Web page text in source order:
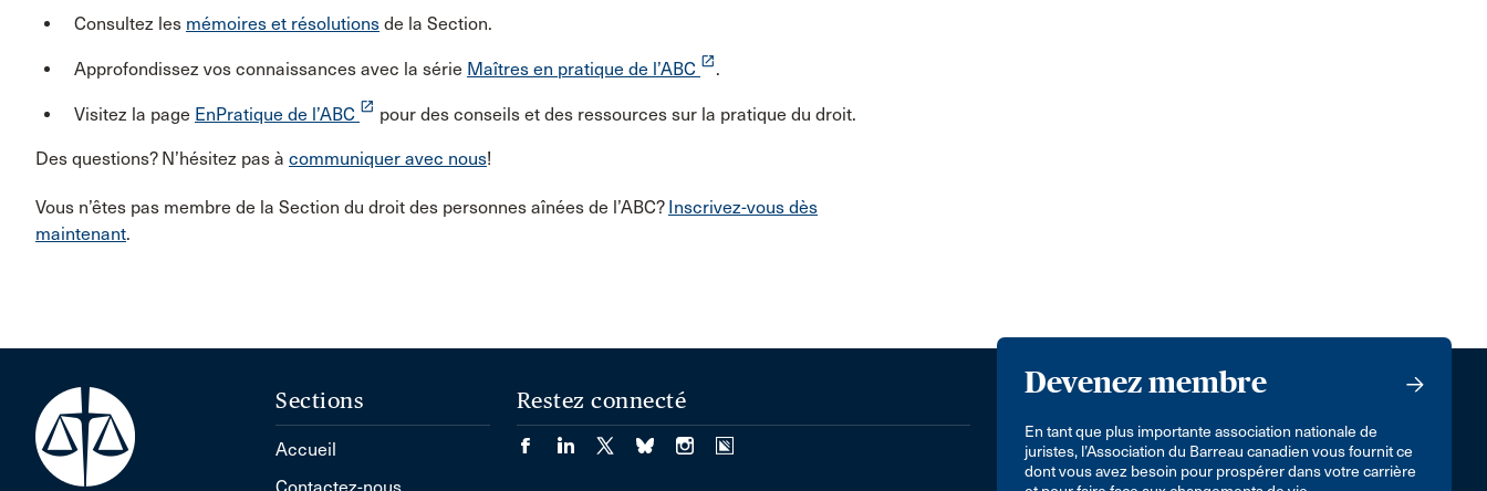
Consultez les mémoires et résolutions de la Section.
Approfondissez vos connaissances avec la série Maîtres en pratique de l’ABC launch .
Visitez la page EnPratique de l’ABC launch pour des conseils et des ressources sur la pratique du droit.
Des questions? N’hésitez pas à communiquer avec nous!
Vous n’êtes pas membre de la Section du droit des personnes aînées de l’ABC? Inscrivez-vous dès
maintenant.
Devenez membre
En tant que plus importante association nationale de
juristes, l’Association du Barreau canadien vous fournit ce
dont vous avez besoin pour prospérer dans votre carrière
Sections
Accueil
Restez connecté